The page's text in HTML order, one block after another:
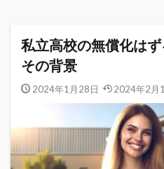
私立高校の無償化は
その背景
2024年1月28日 2024年2月